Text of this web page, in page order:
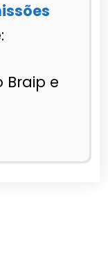
Braip e